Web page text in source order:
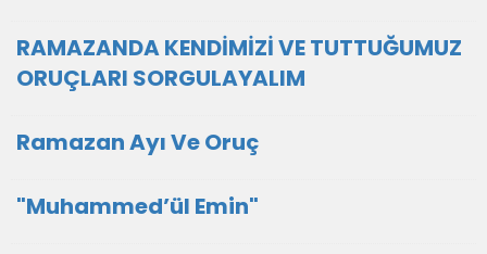
RAMAZANDA KENDİMİZİ VE TUTTUĞUMUZ
ORUÇLARI SORGULAYALIM
Ramazan Ayı Ve Oruç
"Muhammed’ül Emin"